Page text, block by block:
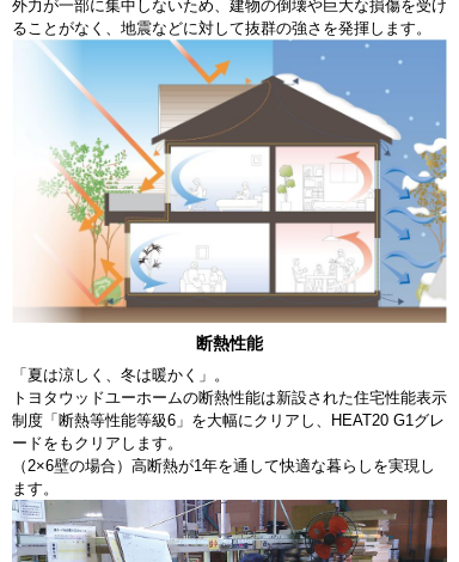
外力が一部に集中しないため、建物の倒壊や巨大な損傷を受け
ることがなく、地震などに対して抜群の強さを発揮します。
断熱性能
「夏は涼しく、冬は暖かく」。
トヨタウッドユーホームの断熱性能は新設された住宅性能表示
制度「断熱等性能等級6」を大幅にクリアし、HEAT20 G1グレ
ードをもクリアします。
（2×6壁の場合）高断熱が1年を通して快適な暮らしを実現し
ます。